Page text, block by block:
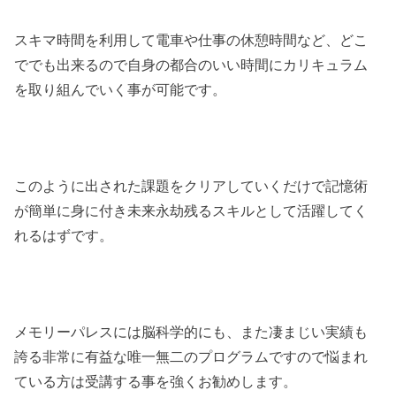
スキマ時間を利用して電車や仕事の休憩時間など、どこ
ででも出来るので自身の都合のいい時間にカリキュラム
を取り組んでいく事が可能です。
このように出された課題をクリアしていくだけで記憶術
が簡単に身に付き未来永劫残るスキルとして活躍してく
れるはずです。
メモリーパレスには脳科学的にも、また凄まじい実績も
誇る非常に有益な唯一無二のプログラムですので悩まれ
ている方は受講する事を強くお勧めします。